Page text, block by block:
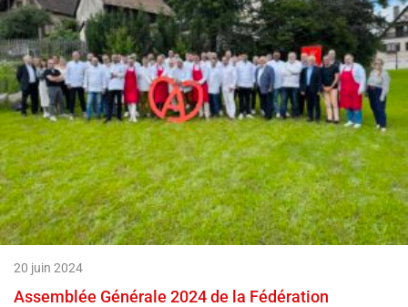
20 juin 2024
Assemblée Générale 2024 de la Fédération